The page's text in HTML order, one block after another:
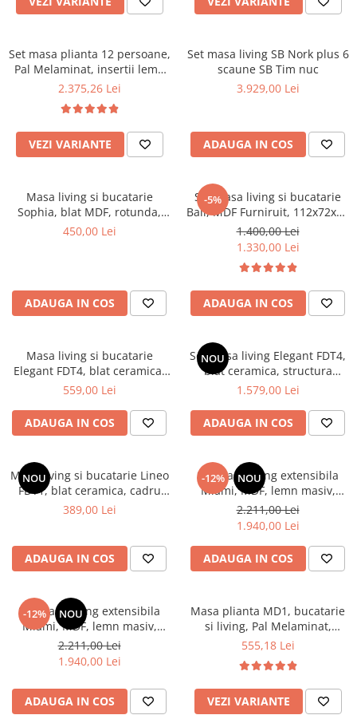
Top saltele MemoHR 6.5 cm
Saltele ieftine
Saltele cu plasa de arcuri
Saltele cu spuma
Scaune manager
Mese bucatarie
Scaune pentru bucatarie
Mobila bucatarie
Mobilier hol
Portmantouri
Pantofare
Suport pentru umerase
Etajere
Mobilier gradinita
Mese gradinita
Scaune gradinita
Set mese si scaune gradinita
Mobilier copii
Mobila camera copii
Scaune birou pentru copii
Saltele patuturi copii
Masa si scaune gradinita
Seturi comode living si dormitor
Set masa plianta 12 persoane,
Pal Melaminat, insertii lemn
masiv, 274x75x78 cm si 6
ecologica, nuc
2.375,26 Lei
VEZI VARIANTE
Set masa living SB Nork plus 6
scaune SB Tim nuc
3.929,00 Lei
ADAUGA IN COS
Masa living si bucatarie
Sophia, blat MDF, rotunda,
structura lemn masiv, 4
450,00 Lei
ADAUGA IN COS
-5%
Set masa living si bucatarie
Bali, MDF Furniruit, 112x72x74
cm si 4 scaune Vienna, lemn
masiv, tapiterie stofa, 100 kg,
nuc
1.400,00 Lei
1.330,00 Lei
ADAUGA IN COS
Masa living si bucatarie
Elegant FDT4, blat ceramica,
cadru metalic, 6 persoane,
559,00 Lei
ADAUGA IN COS
NOU
Set masa living Elegant FDT4,
blat ceramica, structura
metalica, 140x80x75 cm,
FDC4, tapiterie catifea, 90 kg,
gri
1.579,00 Lei
ADAUGA IN COS
NOU
Masa living si bucatarie Lineo
FDT1, blat ceramica, cadru
metalic, 6 persoane,
389,00 Lei
ADAUGA IN COS
-12% NOU
Set masa living extensibila
Miami, MDF, lemn masiv,
120/150 x 80 x 73.8 cm si 6
scaune Vienna, tapitat stofa,
94x49x40 cm, nuc/maro
2.211,00 Lei
1.940,00 Lei
ADAUGA IN COS
-12% NOU
Set masa living extensibila
Miami, MDF, lemn masiv,
120/150 x 80 x 73.8 cm si 6
scaune Vienna, tapitat stofa,
94x49x40 cm, alb/gri
2.211,00 Lei
1.940,00 Lei
ADAUGA IN COS
Masa plianta MD1, bucatarie
si living, Pal Melaminat,
colturi rotunjite, 6 persoane,
555,18 Lei
VEZI VARIANTE